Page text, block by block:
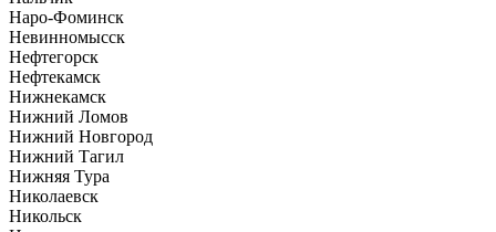
Наро-Фоминск
Невинномысск
Нефтегорск
Нефтекамск
Нижнекамск
Нижний Ломов
Нижний Новгород
Нижний Тагил
Нижняя Тура
Николаевск
Никольск